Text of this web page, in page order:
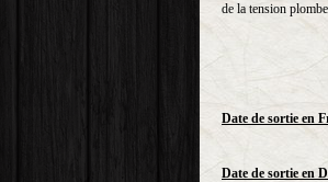
de la tension
Date de sortie en
Date de sortie en